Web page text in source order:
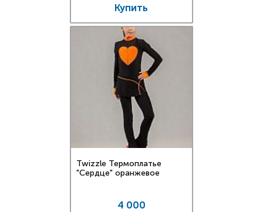
Купить
Twizzle Термоплатье
"Сердце" оранжевое
4 000